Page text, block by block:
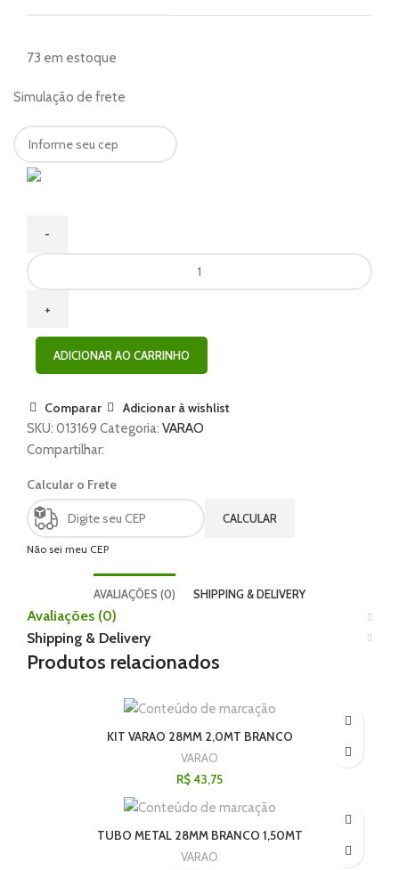
73 em estoque
Simulação de frete
ADICIONAR AO CARRINHO
Comparar
Adicionar à wishlist
SKU: 013169 Categoria: VARAO
Compartilhar:
Calcular o Frete
CALCULAR
Não sei meu CEP
AVALIAÇÕES (0) SHIPPING & DELIVERY
Avaliações (0)
Shipping & Delivery
Produtos relacionados
KIT VARAO 28MM 2,0MT BRANCO
VARAO
R$43,75
TUBO METAL 28MM BRANCO 1,50MT
VARAO